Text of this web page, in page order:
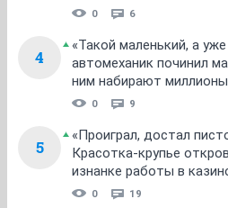
0 6
4
«Такой маленький, а
автомеханик починил
ним набирают
0 9
5
«Проиграл, достал
Красотка-крупье
изнанке работы в
0 19